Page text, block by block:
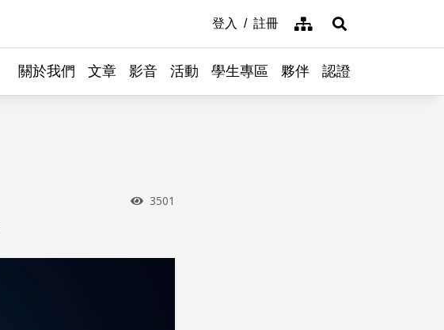
登入 註冊 網站導覽展開搜尋
關於我們 文章 影音 活動 學生專區 夥伴 認證
瀏覽次數
3501